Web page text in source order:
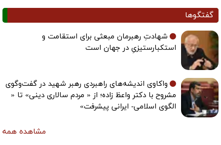
گفتگوها
شهادتِ رهبرمان مبعثی برای استقامت و
استکبارستیزیِ در جهان است
واکاوی اندیشه‌های راهبردی رهبر شهید در گفت‌وگوی
مشروح با دکتر واعظ زاده؛ از « مردم سالاری دینی» تا «
الگوی اسلامی- ایرانی پیشرفت»
مشاهده همه